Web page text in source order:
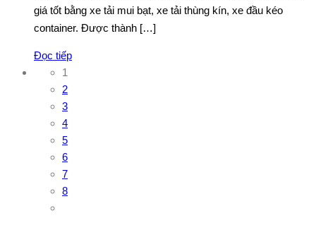
giá tốt bằng xe tải mui bạt, xe tải thùng kín, xe đầu kéo
container. Được thành […]
Đọc tiếp
1
2
3
4
5
6
7
8